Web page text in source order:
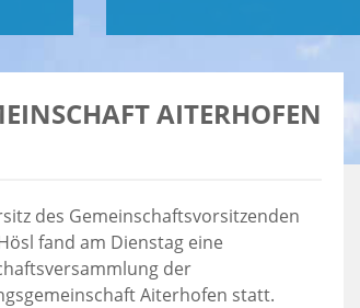
AITERHOFEN
des Gemeinschaftsvorsitzenden
fand am Dienstag eine
der
Aiterhofen statt.